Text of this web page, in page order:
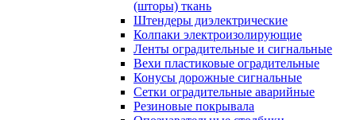
(шторы) ткань
Штендеры диэлектрические
Колпаки электроизолирующие
Ленты оградительные и сигнальные
Вехи пластиковые оградительные
Конусы дорожные сигнальные
Сетки оградительные аварийные
Резиновые покрывала